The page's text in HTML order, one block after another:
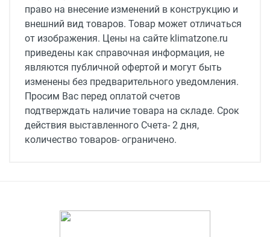
право на внесение изменений в конструкцию и
внешний вид товаров. Товар может отличаться
от изображения. Цены на сайте klimatzone.ru
приведены как справочная информация, не
являются публичной офертой и могут быть
изменены без предварительного уведомления.
Просим Вас перед оплатой счетов
подтверждать наличие товара на складе. Срок
действия выставленного Счета- 2 дня,
количество товаров- ограничено.